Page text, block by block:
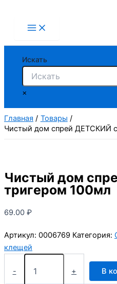
Искать
×
Главная
Товары
Чистый дом спрей ДЕТСКИЙ
Чистый дом
тригером 100мл
69.00 ₽
Артикул: 0006769 Категория:
клещей
-
Количество
+ В